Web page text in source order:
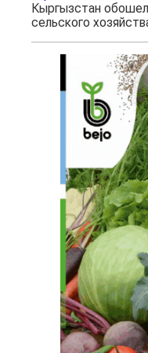
Кыргызстан
сельского